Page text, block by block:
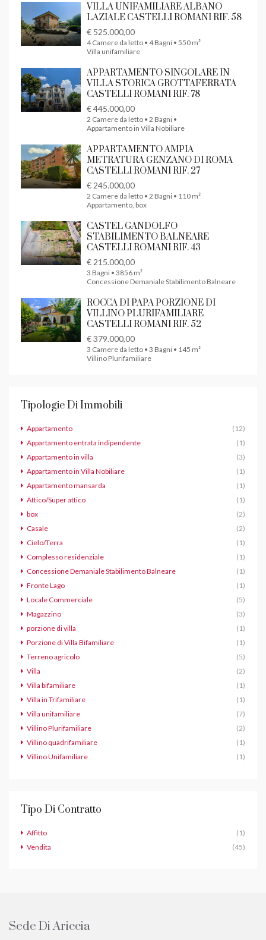
VILLA UNIFAMILIARE ALBANO
LAZIALE CASTELLI ROMANI RIF. 58
€ 525.000,00
4 Camere da letto • 4 Bagni • 550 m²
Villa unifamiliare
APPARTAMENTO SINGOLARE IN
VILLA STORICA GROTTAFERRATA
CASTELLI ROMANI RIF. 78
€ 445.000,00
2 Camere da letto • 2 Bagni •
Appartamento in Villa Nobiliare
APPARTAMENTO AMPIA
METRATURA GENZANO DI ROMA
CASTELLI ROMANI RIF. 27
€ 245.000,00
2 Camere da letto • 2 Bagni • 110 m²
Appartamento, box
CASTEL GANDOLFO
STABILIMENTO BALNEARE
CASTELLI ROMANI RIF. 43
€ 215.000,00
3 Bagni • 3856 m²
Concessione Demaniale Stabilimento Balneare
ROCCA DI PAPA PORZIONE DI
VILLINO PLURIFAMILIARE
CASTELLI ROMANI RIF. 52
€ 379.000,00
3 Camere da letto • 3 Bagni • 145 m²
Villino Plurifamiliare
Tipologie Di Immobili
Appartamento
(12)
Appartamento entrata indipendente
(1)
Appartamento in villa
(3)
Appartamento in Villa Nobiliare
(1)
Appartamento mansarda
(1)
Attico/Super attico
(1)
box
(2)
Casale
(2)
Cielo/Terra
(1)
Complesso residenziale
(1)
Concessione Demaniale Stabilimento Balneare
(1)
Fronte Lago
(1)
Locale Commerciale
(5)
Magazzino
(3)
porzione di villa
(1)
Porzione di Villa Bifamiliare
(1)
Terreno agricolo
(5)
Villa
(2)
Villa bifamiliare
(1)
Villa in Trifamiliare
(1)
Villa unifamiliare
(7)
Villino Plurifamiliare
(2)
Villino quadrifamiliare
(1)
Villino Unifamiliare
(1)
Tipo Di Contratto
Affitto
(1)
Vendita
(45)
Sede Di Ariccia